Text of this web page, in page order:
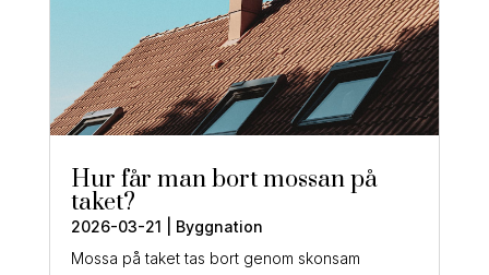
Hur får man bort mossan på
taket?
2026-03-21
Byggnation
Mossa på taket tas bort genom skonsam